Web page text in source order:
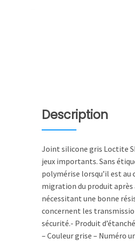
Description
Joint silicone gris Loctite
jeux importants. Sans
polymérise lorsqu’il est
migration du produit après
nécessitant une bonne
concernent les
sécurité.- Produit
– Couleur grise – Numéro